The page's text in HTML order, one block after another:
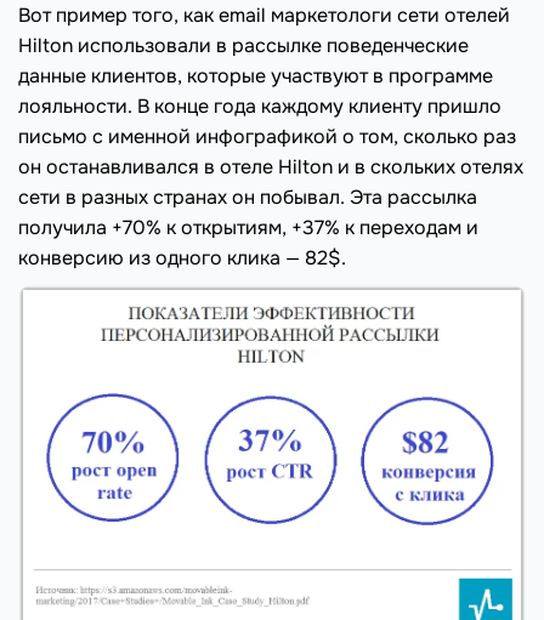
Вот пример того, как email маркетологи сети отелей
Hilton использовали в рассылке поведенческие
данные клиентов, которые участвуют в программе
лояльности. В конце года каждому клиенту пришло
письмо с именной инфографикой о том, сколько раз
он останавливался в отеле Hilton и в скольких отелях
сети в разных странах он побывал. Эта рассылка
получила +70% к открытиям, +37% к переходам и
конверсию из одного клика — 82$.